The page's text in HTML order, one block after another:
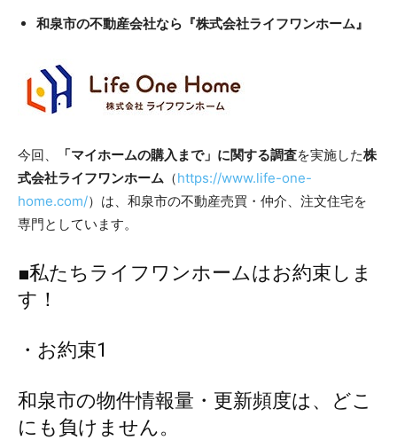
和泉市の不動産会社なら『株式会社ライフワンホーム』
今回、 「マイホームの購入まで」に関する調査を実施した株
式会社ライフワンホーム （https://www.life-one-
home.com/）は、和泉市の不動産売買・仲介、注文住宅を
専門としています。
■私たちライフワンホームはお約束しま
す！
・お約束1
和泉市の物件情報量・更新頻度は、どこ
にも負けません。